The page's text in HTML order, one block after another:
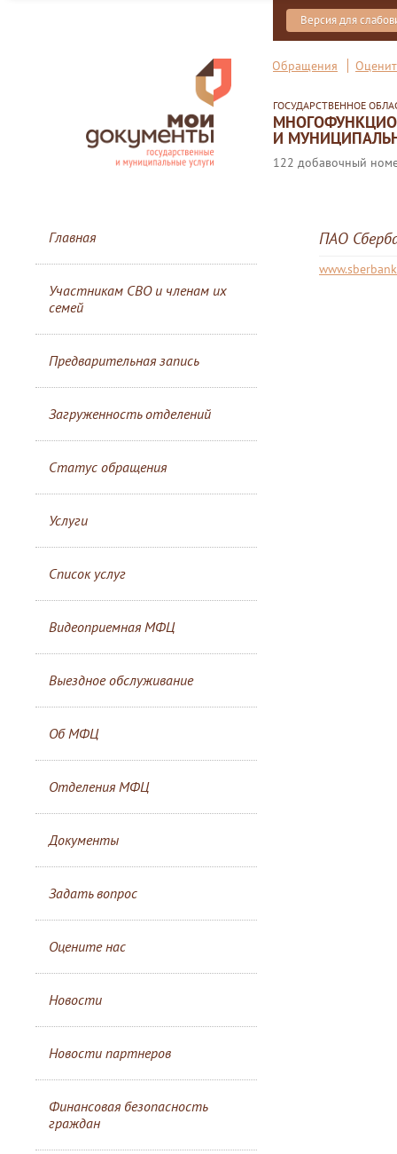
Версия для
Обращения
ГОСУДАРСТВЕННОЕ
И
122 добавочный
Главная
Участникам СВО и членам их
семей
Предварительная запись
Загруженность отделений
Статус обращения
Услуги
Список услуг
Видеоприемная МФЦ
Выездное обслуживание
Об МФЦ
Отделения МФЦ
Документы
Задать вопрос
Оцените нас
Новости
Новости партнеров
Финансовая безопасность
граждан
ПАО